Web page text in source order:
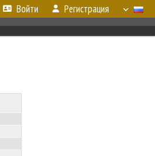
Войти Регистрация